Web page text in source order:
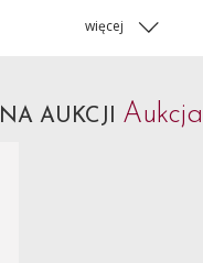
więcej
NA AUKCJI